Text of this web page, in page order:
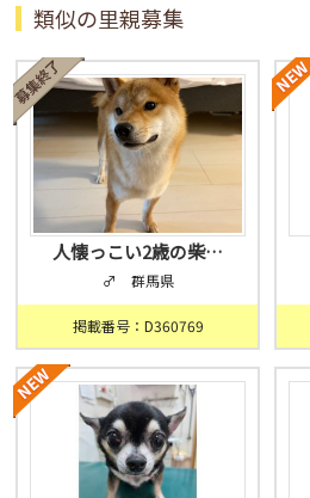
類似の里親募集
人懐っこい2歳の柴…
♂ 群馬県
掲載番号：D360769